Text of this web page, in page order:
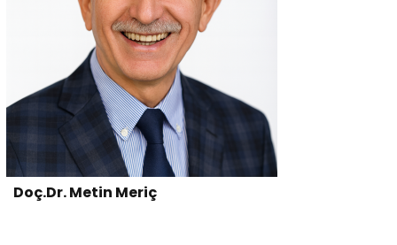
Doç.Dr. Metin Meriç